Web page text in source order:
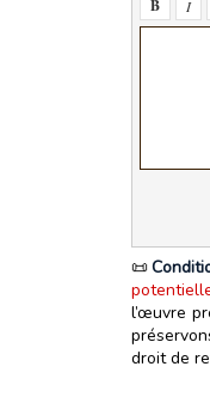
📜
l’œuvre
droit de